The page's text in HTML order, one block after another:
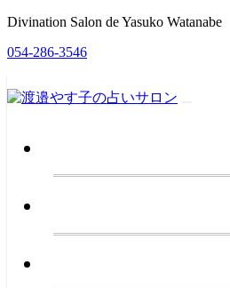
Divination Salon de Yasuko Watanabe
054-286-3546